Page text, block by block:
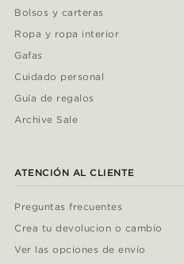
Bolsos y carteras
Ropa y ropa interior
Gafas
Cuidado personal
Guía de regalos
Archive Sale
ATENCIÓN AL CLIENTE
Preguntas frecuentes
Crea tu devolucion o cambio
Ver las opciones de envío